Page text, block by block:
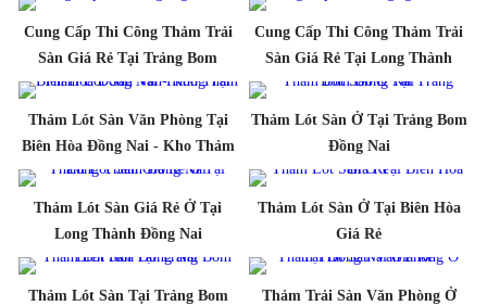
Cung Cấp Thi Công Thảm Trải
Sàn Giá Rẻ Tại Trảng Bom
Cung Cấp Thi Công Thảm Trải
Sàn Giá Rẻ Tại Long Thành
Thảm Lót Sàn Văn Phòng Tại
Biên Hòa Đồng Nai - Kho Thảm
Thảm Lót Sàn Ở Tại Trảng Bom
Đồng Nai
Thảm Lót Sàn Giá Rẻ Ở Tại
Long Thành Đồng Nai
Thảm Lót Sàn Ở Tại Biên Hòa
Giá Rẻ
Thảm Lót Sàn Tại Trảng Bom
Thảm Trải Sàn Văn Phòng Ở